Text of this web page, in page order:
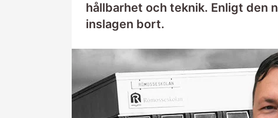
hållbarhet och teknik. Enligt den
inslagen bort.